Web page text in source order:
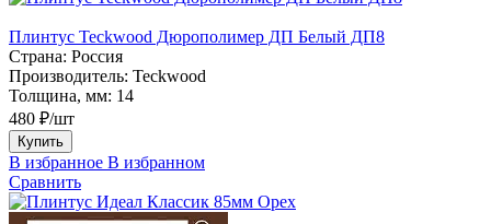
Плинтус Teckwood Дюрополимер ДП Белый ДП8
Страна: Россия
Производитель: Teckwood
Толщина, мм: 14
480 ₽/шт
Купить
В избранное В избранном
Сравнить